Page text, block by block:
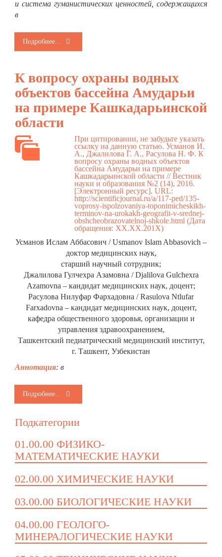
и система гуманистических ценностей, содержащихся
в
Подробнее...
К вопросу охраны водных
объектов бассейна Амударьи
на примере Кашкадарьинской
области
При цитировании, не забудьте указать
ссылку на данную статью. Усманов И.
А., Джалилова Г. А., Расулова Н. Ф. К
вопросу охраны водных объектов
бассейна Амударьи на примере
Кашкадарьинской области // Вестник
науки и образования №2 (14), 2016.
[Электронный ресурс]. URL:
http://scientificjournal.ru/a/117-ped/135-
voprosy-ispolzovaniya-toponimicheskikh-
terminov-na-urokakh-geografii-v-srednej-
obshcheobrazovatelnoj-shkole.html (Дата
обращения: ХХ.ХХ.201Х)
Усманов Ислам Аббасович / Usmanov Islam Abbasovich –
доктор медицинских наук,
старший научный сотрудник;
Джалилова Гулчехра Азамовна / Djalilova Gulchexra
Azamovna – кандидат медицинских наук, доцент;
Расулова Нилуфар Фархадовна / Rasulova Ntlufar
Farxadovna – кандидат медицинских наук, доцент,
кафедра общественного здоровья, организации и
управления здравоохранением,
Ташкентский педиатрический медицинский институт,
г. Ташкент, Узбекистан
Аннотация: в
Подробнее...
Подкатегории
01.00.00 ФИЗИКО-
МАТЕМАТИЧЕСКИЕ НАУКИ
02.00.00 ХИМИЧЕСКИЕ НАУКИ
03.00.00 БИОЛОГИЧЕСКИЕ НАУКИ
04.00.00 ГЕОЛОГО-
МИНЕРАЛОГИЧЕСКИЕ НАУКИ